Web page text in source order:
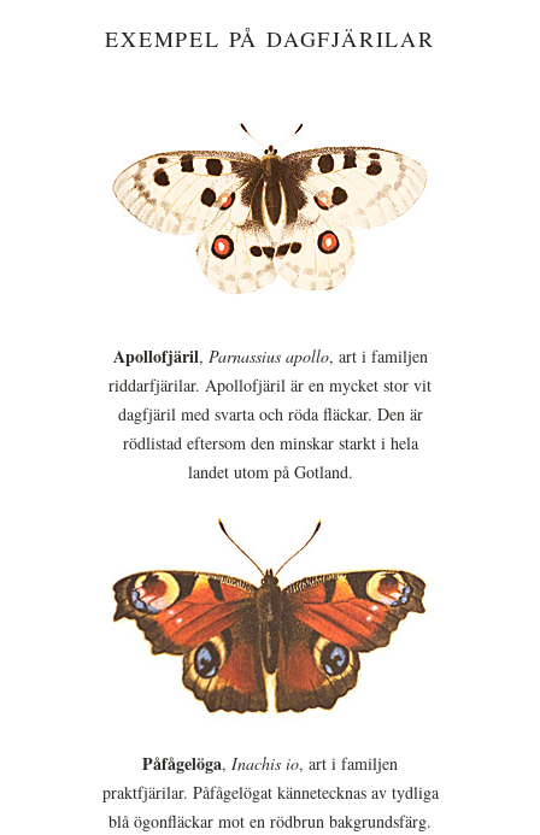
EXEMPEL PÅ DAGFJÄRILAR
Apollofjäril, Parnassius apollo, art i familjen
riddarfjärilar. Apollofjäril är en mycket stor vit
dagfjäril med svarta och röda fläckar. Den är
rödlistad eftersom den minskar starkt i hela
landet utom på Gotland.
Påfågelöga, Inachis io, art i familjen
praktfjärilar. Påfågelögat kännetecknas av tydliga
blå ögonfläckar mot en rödbrun bakgrundsfärg.